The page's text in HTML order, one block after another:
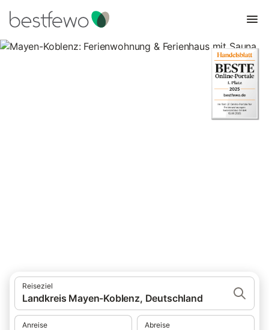
Reiseziel
Landkreis Mayen-Koblenz, Deutschland
Anreise Abreise